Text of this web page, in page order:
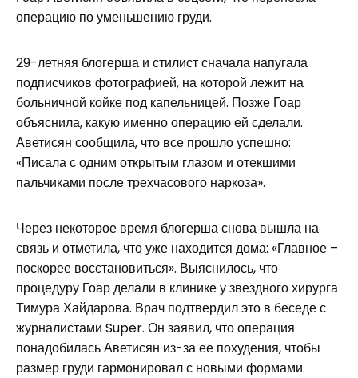
операцию по уменьшению груди.
29-летняя блогерша и стилист сначала напугала
подписчиков фотографией, на которой лежит на
больничной койке под капельницей. Позже Гоар
объяснила, какую именно операцию ей сделали.
Аветисян сообщила, что все прошло успешно:
«Писала с одним открытым глазом и отекшими
пальчиками после трехчасового наркоза».
Через некоторое время блогерша снова вышла на
связь и отметила, что уже находится дома: «Главное –
поскорее восстановиться». Выяснилось, что
процедуру Гоар делали в клинике у звездного хирурга
Тимура Хайдарова. Врач подтвердил это в беседе с
журналистами Super. Он заявил, что операция
понадобилась Аветисян из-за ее похудения, чтобы
размер груди гармонировал с новыми формами.